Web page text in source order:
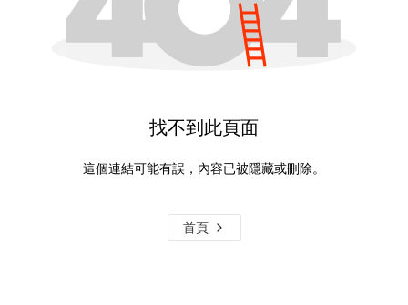
找不到此頁面
這個連結可能有誤，內容已被隱藏或刪除。
首頁